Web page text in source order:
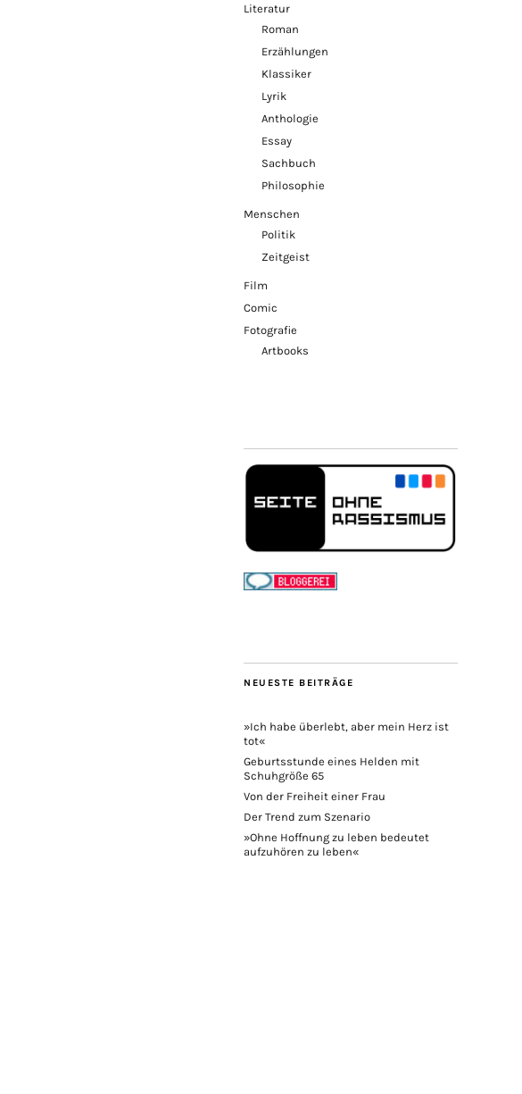
Literatur
Roman
Erzählungen
Klassiker
Lyrik
Anthologie
Essay
Sachbuch
Philosophie
Menschen
Politik
Zeitgeist
Film
Comic
Fotografie
Artbooks
NEUESTE BEITRÄGE
»Ich habe überlebt, aber mein Herz ist
tot«
Geburtsstunde eines Helden mit
Schuhgröße 65
Von der Freiheit einer Frau
Der Trend zum Szenario
»Ohne Hoffnung zu leben bedeutet
aufzuhören zu leben«